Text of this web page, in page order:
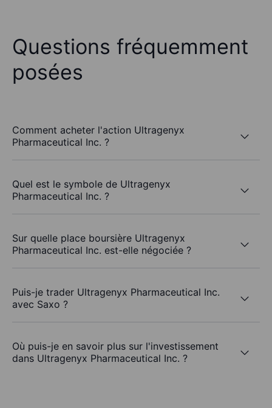
Questions fréquemment
posées
Comment acheter l'action Ultragenyx
Pharmaceutical Inc. ?
Quel est le symbole de Ultragenyx
Pharmaceutical Inc. ?
Sur quelle place boursière Ultragenyx
Pharmaceutical Inc. est-elle négociée ?
Puis-je trader Ultragenyx Pharmaceutical Inc.
avec Saxo ?
Où puis-je en savoir plus sur l'investissement
dans Ultragenyx Pharmaceutical Inc. ?